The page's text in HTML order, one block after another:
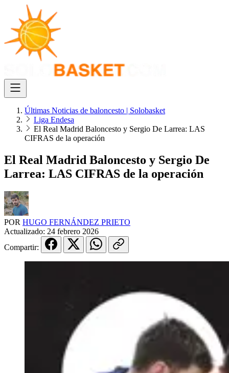
Últimas Noticias de baloncesto | Solobasket
Liga Endesa
El Real Madrid Baloncesto y Sergio De Larrea: LAS
CIFRAS de la operación
El Real Madrid Baloncesto y Sergio De
Larrea: LAS CIFRAS de la operación
POR HUGO FERNÁNDEZ PRIETO
Actualizado: 24 febrero 2026
Compartir: